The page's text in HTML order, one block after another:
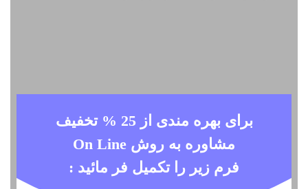
برای بهره مندی از 25 % تخفیف
مشاوره به روش On Line
فرم زیر را تکمیل فر مائید :